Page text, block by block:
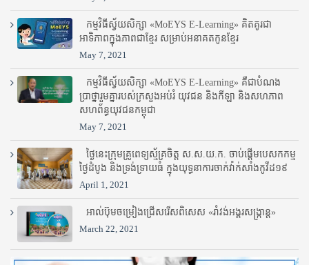
កម្មវិធីស្វ័យសិក្សា «MoEYS E-Learning» គិតគូរជា
អាទិភាពក្នុងភាពជាខ្មែរ សម្រាប់អនាគតកូនខ្មែរ
May 7, 2021
កម្មវិធីស្វ័យសិក្សា «MoEYS E-Learning» គឺជាបំណង
ប្រាថ្នារួមគ្នារបស់ក្រសួងអប់រំ​ យុវជន និងកីឡា និងសហភាព
សហព័ន្ធយុវជនកម្ពុជា
May 7, 2021
ថ្ងៃនេះក្រុមគ្រូពេទ្យស្ម័គ្រចិត្ត ស.ស.យ.ក. ចាប់ផ្តើមបេសកកម្ម
ថ្ងៃដំបូង និងទ្រង់ទ្រាយធំ ក្នុងយុទ្ធនាការចាក់វ៉ាក់សាំងកូវីដ១៩
April 1, 2021
អាល់ប៊ុមចម្រៀងជ្រើសរើសពិសេស «រាំវង់អង្គរសង្ក្រាន្ត»
March 22, 2021